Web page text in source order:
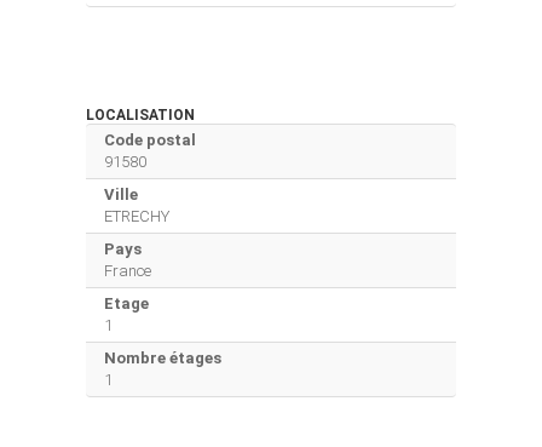
LOCALISATION
Code postal
91580
Ville
ETRECHY
Pays
France
Etage
1
Nombre étages
1